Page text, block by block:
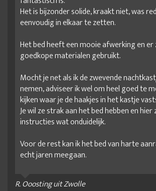
Het is bijzonder solide, kraakt niet, was
eenvoudig in elkaar te zetten.
Het bed heeft een mooie afwerking en er
goedkope materialen gebruikt.
Mocht je net als ik de zwevende
nemen, adviseer ik wel om heel goed te
kijken waar je de haakjes in het kastje
Je wil ze strak aan het bed hebben en hier
instructies wat onduidelijk.
Voor de rest kan ik het bed van harte
echt jaren meegaan.
R. Ooosting uit Zwolle